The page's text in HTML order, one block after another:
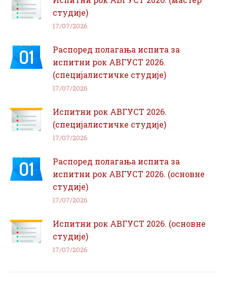
студије)
17/07/2026
Распоред полагања испита за
испитни рок АВГУСТ 2026.
(специјалистичке студије)
17/07/2026
Испитни рок АВГУСТ 2026.
(специјалистичке студије)
17/07/2026
Распоред полагања испита за
испитни рок АВГУСТ 2026. (основне
студије)
17/07/2026
Испитни рок АВГУСТ 2026. (основне
студије)
17/07/2026